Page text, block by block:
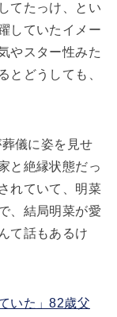
てたっけ、とい
していたイメー
やスター性みた
とどうしても、
儀に姿を見せ
と絶縁状態だっ
れていて、明菜
、結局明菜が愛
て話もあるけ
いた」82歳父